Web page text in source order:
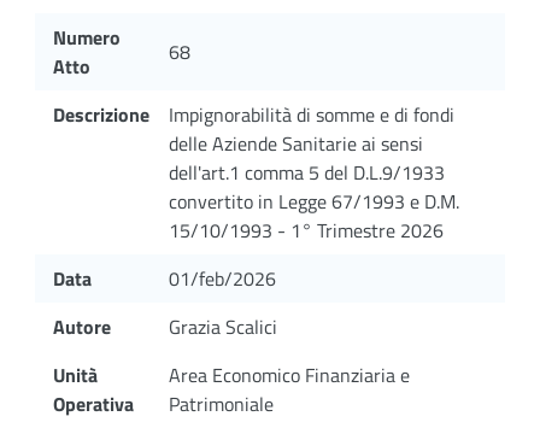
Numero
Atto
68
Descrizione
Impignorabilità di somme e di fondi
delle Aziende Sanitarie ai sensi
dell'art.1 comma 5 del D.L.9/1933
convertito in Legge 67/1993 e D.M.
15/10/1993 - 1° Trimestre 2026
Data
01/feb/2026
Autore
Grazia Scalici
Unità
Operativa
Area Economico Finanziaria e
Patrimoniale